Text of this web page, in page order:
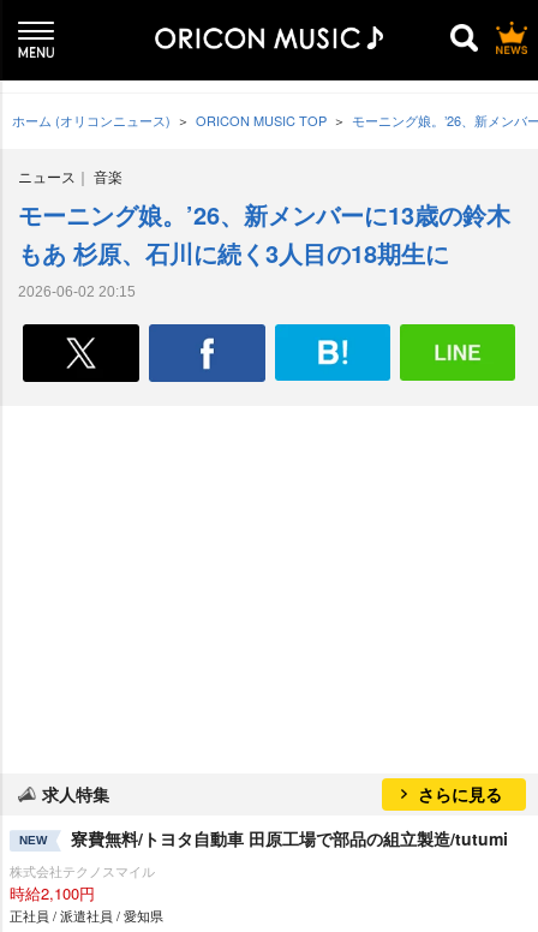
ホーム (オリコンニュース) ORICON MUSIC TOP モーニング娘。’26、新メン
ニュース 音楽
モーニング娘。’26、新メンバーに13歳の鈴木
もあ 杉原、石川に続く3人目の18期生に
2026-06-02 20:15
求人特集 さらに見る
NEW 寮費無料/トヨタ自動車 田原工場で部品の組立製造/tutumi
株式会社テクノスマイル
時給2,100円
正社員 / 派遣社員 / 愛知県